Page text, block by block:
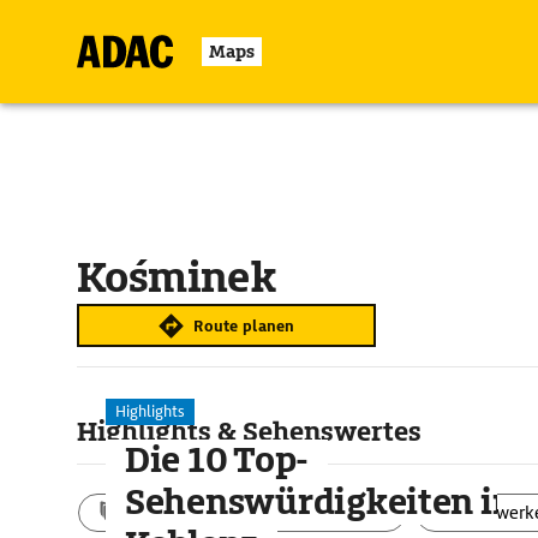
Maps
Kośminek
Route planen
Highlights & Sehenswertes
Aktivitäten Landschaft
Highlights
Die 10 Top-
Sehenswürdigkeiten in